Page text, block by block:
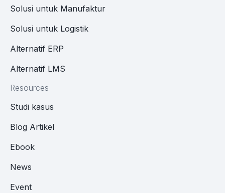
Solusi untuk Manufaktur
Solusi untuk Logistik
Alternatif ERP
Alternatif LMS
Resources
Studi kasus
Blog Artikel
Ebook
News
Event